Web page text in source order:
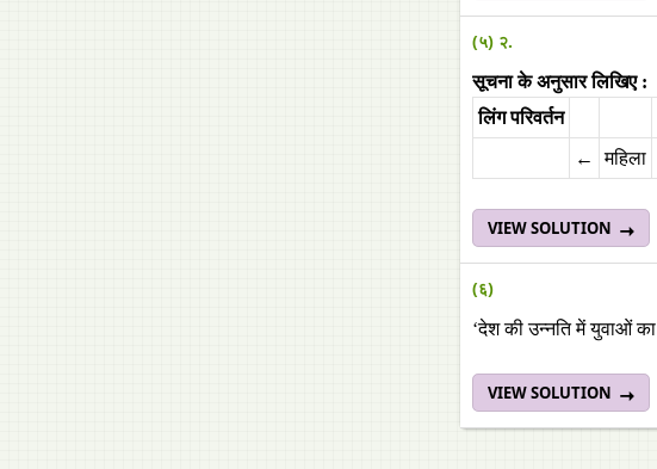
(५) २.
सूचना के अनुसार लिखिए :
लिंग परिवर्तन
←
महिला
VIEW SOLUTION
(६)
‘देश की उन्नति में युवाओं का
VIEW SOLUTION